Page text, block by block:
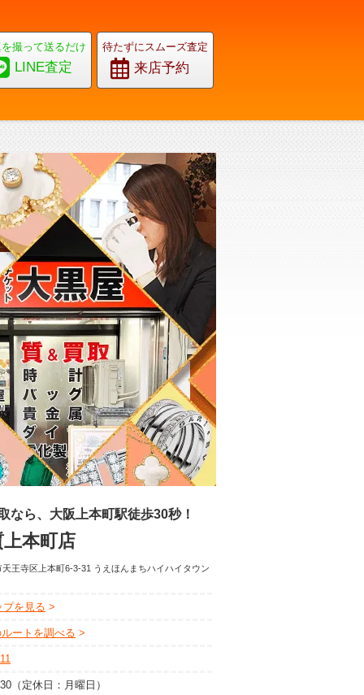
撮って送るだけ
LINE査定
待たずにスムーズ査定
来店予約
なら、大阪上本町駅徒歩30秒！
本町店
王寺区上本町6-3-31 うえほんまちハイハイタウン
プを見る
ートを調べる
（定休日：月曜日）